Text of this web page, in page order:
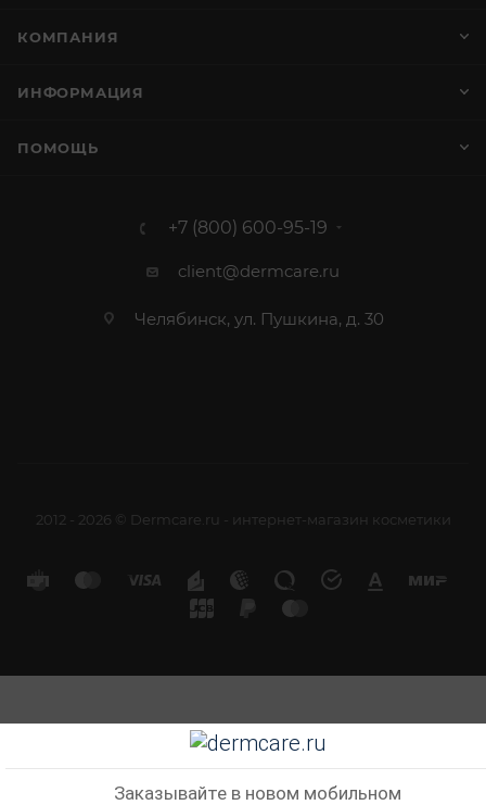
КОМПАНИЯ
ИНФОРМАЦИЯ
ПОМОЩЬ
+7 (800) 600-95-19
client@dermcare.ru
Челябинск, ул. Пушкина, д. 30
2012 - 2026 © Dermcare.ru - интернет-магазин косметики
Заказывайте в новом мобильном